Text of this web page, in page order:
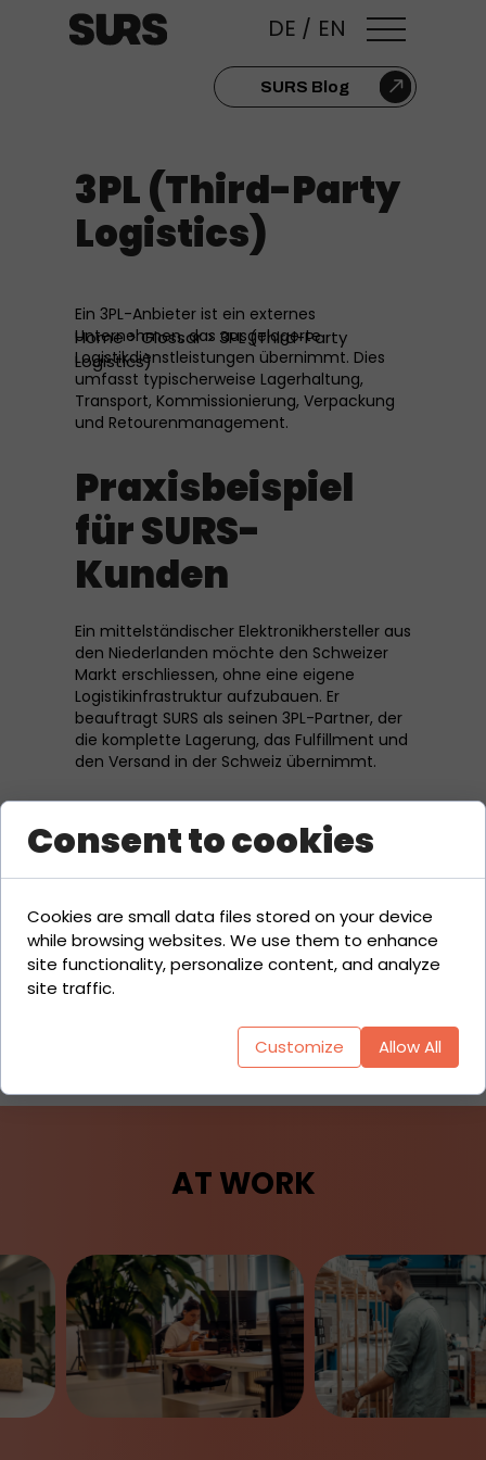
DE / EN
SURS Blog
Home>Glossar> 3PL (Third-Party
Logistics)
3PL (Third-Party
Logistics)
Ein 3PL-Anbieter ist ein externes
Unternehmen, das ausgelagerte
Logistikdienstleistungen übernimmt. Dies
umfasst typischerweise Lagerhaltung,
Transport, Kommissionierung, Verpackung
und Retourenmanagement.
Praxisbeispiel
für SURS-
Kunden
Ein mittelständischer Elektronikhersteller aus
den Niederlanden möchte den Schweizer
Markt erschliessen, ohne eine eigene
Logistikinfrastruktur aufzubauen. Er
beauftragt SURS als seinen 3PL-Partner, der
die komplette Lagerung, das Fulfillment und
den Versand in der Schweiz übernimmt.
Verwandte
Begriffe
Fulfillment
Cross-Border-E-Commerce
Retourenmanagement
AT WORK
Consent to cookies
Cookies are small data files stored on your device
while browsing websites. We use them to enhance
site functionality, personalize content, and analyze
site traffic.
Customize Allow All